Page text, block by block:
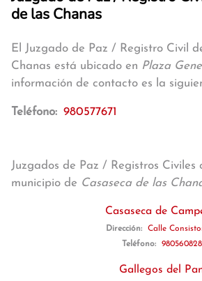
de las Chanas
El Juzgado de Paz / Registro Civil
Chanas está ubicado en Plaza
información de contacto es la
Teléfono: 980577671
Juzgados de Paz / Registros Civiles
municipio de Casaseca de las
Casaseca de
Dirección:
Calle
Teléfono:
980560828
Gallegos del